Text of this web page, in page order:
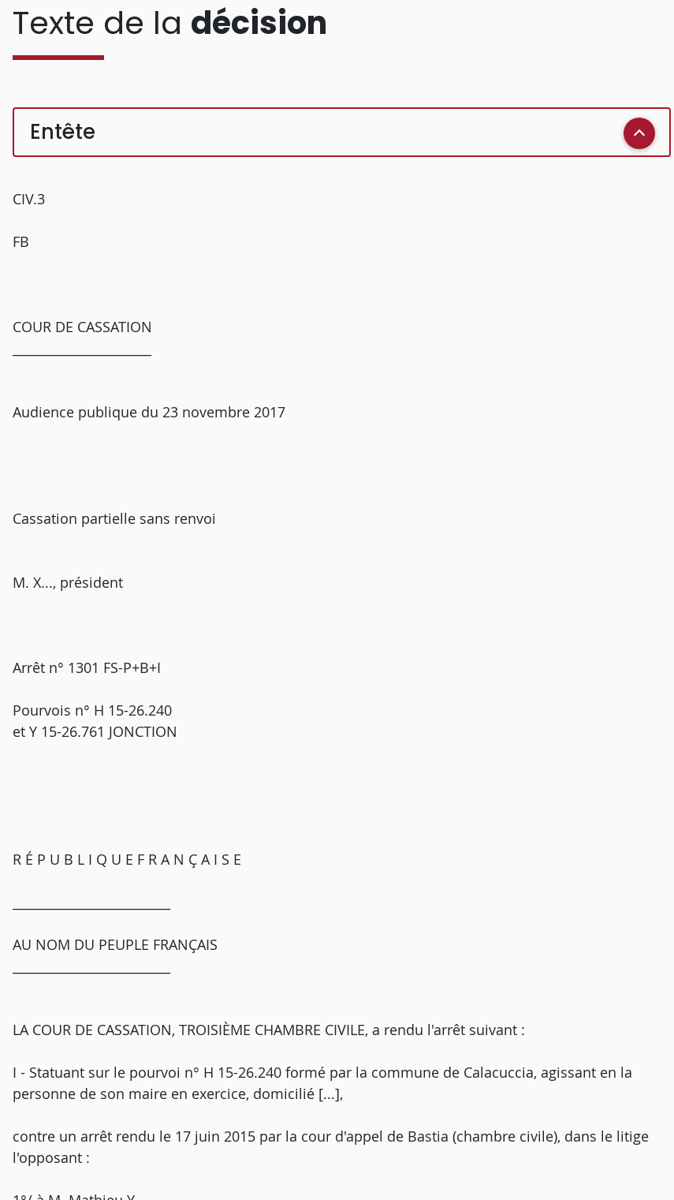
Texte de la décision
Entête
CIV.3
FB
COUR DE CASSATION
Audience publique du 23 novembre 2017
Cassation partielle sans renvoi
M. X..., président
Arrêt n° 1301 FS-P+B+I
Pourvois n° H 15-26.240
et Y 15-26.761 JONCTION
R É P U B L I Q U E F R A N Ç A I S E
AU NOM DU PEUPLE FRANÇAIS
LA COUR DE CASSATION, TROISIÈME CHAMBRE CIVILE, a rendu l'arrêt suivant :
I - Statuant sur le pourvoi n° H 15-26.240 formé par la commune de Calacuccia, agissant en la
personne de son maire en exercice, domicilié [...],
contre un arrêt rendu le 17 juin 2015 par la cour d'appel de Bastia (chambre civile), dans le litige
l'opposant :